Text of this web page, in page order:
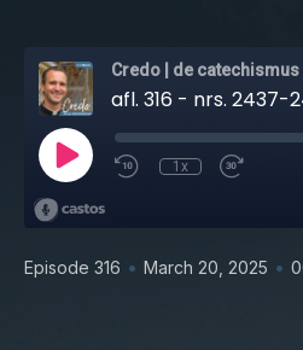
Credo | de catechismus
1x
Episode 316 • March 20, 2025 •